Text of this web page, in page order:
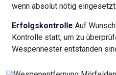
wenn absolut nötig eingesetzt.
Erfolgskontrolle Auf
Kontrolle statt, um zu
Wespennester entstanden